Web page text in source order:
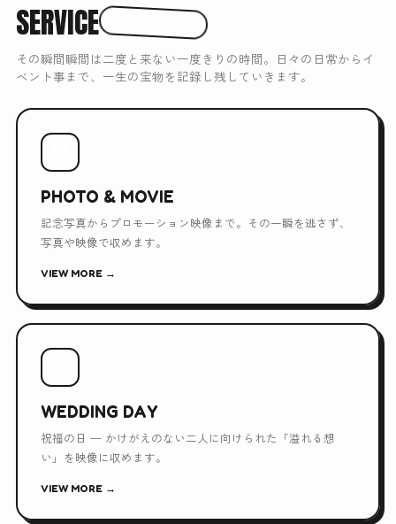
SERVICE
その瞬間瞬間は二度と来ない一度きりの時間。日々の日常からイ
ベント事まで、一生の宝物を記録し残していきます。
PHOTO & MOVIE
記念写真からプロモーション映像まで。その一瞬を逃さず、
写真や映像で収めます。
VIEW MORE →
WEDDING DAY
祝福の日 — かけがえのない二人に向けられた「溢れる想
い」を映像に収めます。
VIEW MORE →